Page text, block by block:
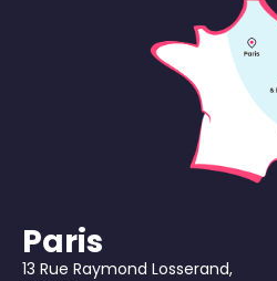
Paris
13 Rue Raymond Losserand,